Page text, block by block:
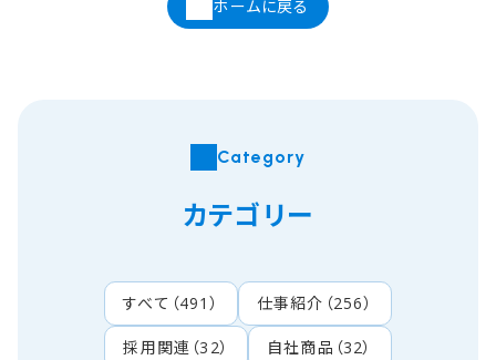
ホームに戻る
Category
カテゴリー
すべて （491） 仕事紹介 （256）
採用関連 （32） 自社商品 （32）